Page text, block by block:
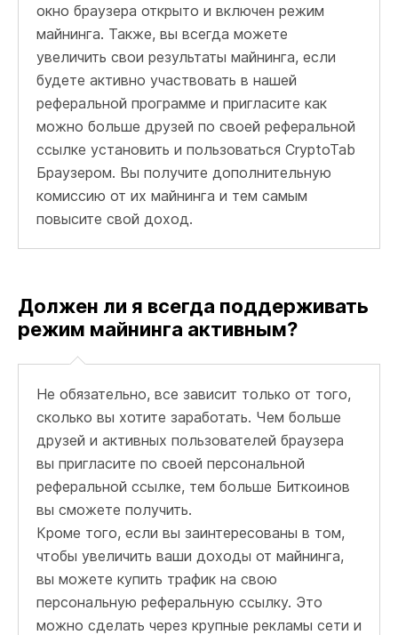
окно браузера открыто и включен режим
майнинга. Также, вы всегда можете
увеличить свои результаты майнинга, если
будете активно участвовать в нашей
реферальной программе и пригласите как
можно больше друзей по своей реферальной
ссылке установить и пользоваться CryptoTab
Браузером. Вы получите дополнительную
комиссию от их майнинга и тем самым
повысите свой доход.
Должен ли я всегда поддерживать
режим майнинга активным?
Не обязательно, все зависит только от того,
сколько вы хотите заработать. Чем больше
друзей и активных пользователей браузера
вы пригласите по своей персональной
реферальной ссылке, тем больше Биткоинов
вы сможете получить.
Кроме того, если вы заинтересованы в том,
чтобы увеличить ваши доходы от майнинга,
вы можете купить трафик на свою
персональную реферальную ссылку. Это
можно сделать через крупные рекламы сети и